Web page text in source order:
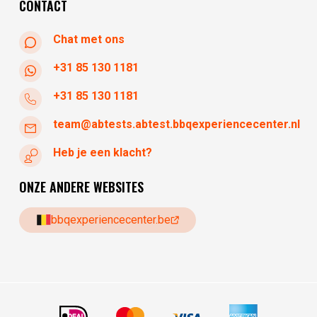
CONTACT
Chat met ons
+31 85 130 1181
+31 85 130 1181
team@abtests.abtest.bbqexperiencecenter.nl
Heb je een klacht?
ONZE ANDERE WEBSITES
bbqexperiencecenter.be